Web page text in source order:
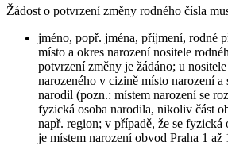
Žádost o potvrzení změny rodného čísla
jméno, popř. jména, příjmení, rodné
místo a okres narození nositele
potvrzení změny je žádáno; u
narozeného v cizině místo narození a
narodil (pozn.: místem narození se
fyzická osoba narodila, nikoliv část
např. region; v případě, že se fyzická
je místem narození obvod Praha 1 až